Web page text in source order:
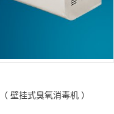
（ 壁挂式臭氧消毒机 ）